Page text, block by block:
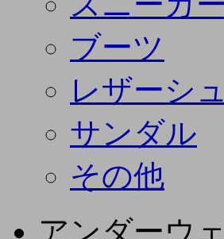
ブーツ
レザーシ
サンダル
その他
アンダーウ